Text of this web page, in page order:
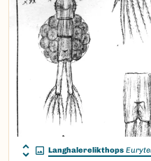
Gå til Nortaxa for flere
Langhalerelikthops